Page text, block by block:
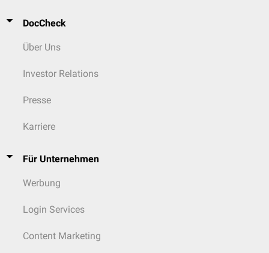
DocCheck
Über Uns
Investor Relations
Presse
Karriere
Für Unternehmen
Werbung
Login Services
Content Marketing